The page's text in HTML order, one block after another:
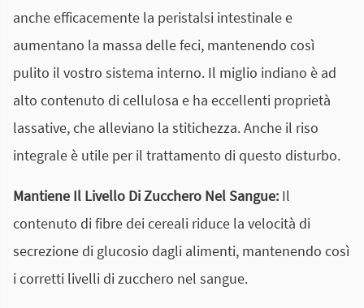
anche efficacemente la peristalsi intestinale e
aumentano la massa delle feci, mantenendo così
pulito il vostro sistema interno. Il miglio indiano è ad
alto contenuto di cellulosa e ha eccellenti proprietà
lassative, che alleviano la stitichezza. Anche il riso
integrale è utile per il trattamento di questo disturbo.
Mantiene Il Livello Di Zucchero Nel Sangue: Il
contenuto di fibre dei cereali riduce la velocità di
secrezione di glucosio dagli alimenti, mantenendo così
i corretti livelli di zucchero nel sangue.